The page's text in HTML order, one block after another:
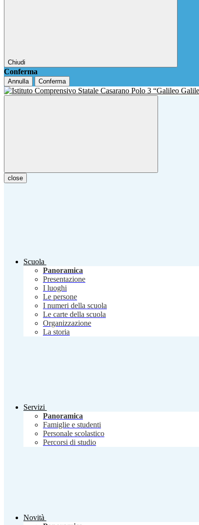
Chiudi
Conferma
Annulla Conferma
close
Scuola
Panoramica
Presentazione
I luoghi
Le persone
I numeri della scuola
Le carte della scuola
Organizzazione
La storia
Servizi
Panoramica
Famiglie e studenti
Personale scolastico
Percorsi di studio
Novità